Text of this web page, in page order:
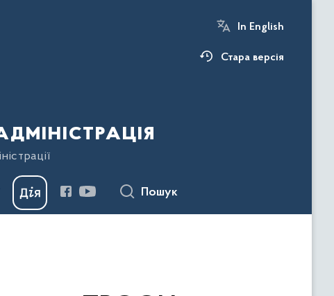
In English
Стара версія
Пошук